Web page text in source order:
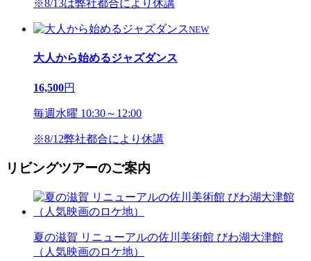
※8/13は弊社都合により休講
NEW
大人から始めるジャズダンス
16,500円
毎週水曜 10:30～12:00
※8/12弊社都合により休講
リビングツアーのご案内
夏の滋賀 リニューアルの佐川美術館 びわ湖大津館
（人気映画のロケ地）